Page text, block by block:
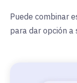
Puede combinar
para dar opción a